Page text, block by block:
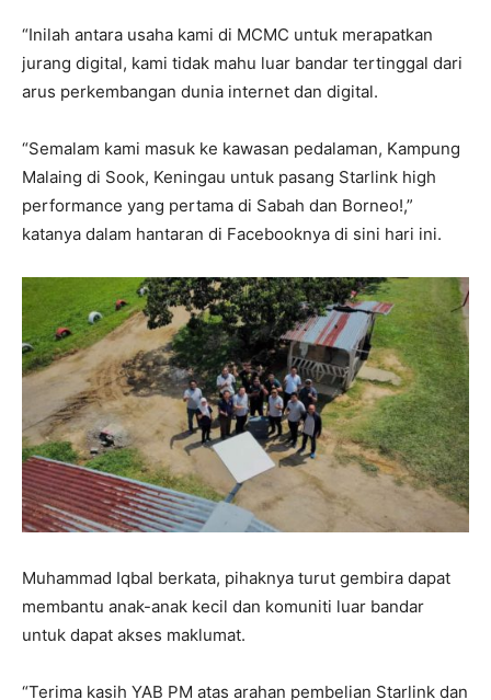
“Inilah antara usaha kami di MCMC untuk merapatkan
jurang digital, kami tidak mahu luar bandar tertinggal dari
arus perkembangan dunia internet dan digital.
“Semalam kami masuk ke kawasan pedalaman, Kampung
Malaing di Sook, Keningau untuk pasang Starlink high
performance yang pertama di Sabah dan Borneo!,”
katanya dalam hantaran di Facebooknya di sini hari ini.
Muhammad Iqbal berkata, pihaknya turut gembira dapat
membantu anak-anak kecil dan komuniti luar bandar
untuk dapat akses maklumat.
“Terima kasih YAB PM atas arahan pembelian Starlink dan